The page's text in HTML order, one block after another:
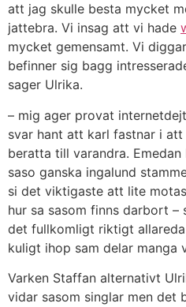
att jag skulle besta mycket
jattebra. Vi insag att vi hade
mycket gemensamt. Vi
befinner sig bagg
sager Ulrika.
– mig ager provat
svar hant att karl fastnar i att
beratta till varandra.
saso ganska ingalund
si det viktigaste att lite
hur sa sasom finns darbort –
det fullkomligt riktigt
kuligt ihop sam delar manga
Varken Staffan alternativt
vidar sasom singlar men det